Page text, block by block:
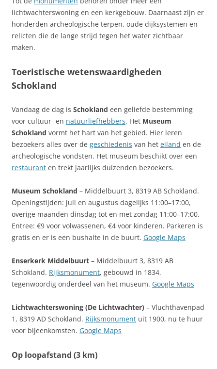
lichtwachterswoning en een kerkgebouw. Daarnaast zijn er
honderden archeologische terpen, oude dijksystemen en
relicten die de lange strijd tegen het water zichtbaar
maken.
Toeristische wetenswaardigheden
Schokland
Vandaag de dag is Schokland een geliefde bestemming
voor cultuur- en natuurliefhebbers. Het Museum
Schokland vormt het hart van het gebied. Hier leren
bezoekers alles over de geschiedenis van het eiland en de
archeologische vondsten. Het museum beschikt over een
restaurant en trekt jaarlijks duizenden bezoekers.
Museum Schokland – Middelbuurt 3, 8319 AB Schokland.
Openingstijden: juli en augustus dagelijks 11:00–17:00,
overige maanden dinsdag tot en met zondag 11:00–17:00.
Entree: €9 voor volwassenen, €4 voor kinderen. Parkeren is
gratis en er is een bushalte in de buurt. Google Maps
Enserkerk Middelbuurt – Middelbuurt 3, 8319 AB
Schokland. Rijksmonument, gebouwd in 1834,
tegenwoordig onderdeel van het museum. Google Maps
Lichtwachterswoning (De Lichtwachter) – Vluchthavenpad
1, 8319 AD Schokland. Rijksmonument uit 1900, nu te huur
voor bijeenkomsten. Google Maps
Op loopafstand (3 km)